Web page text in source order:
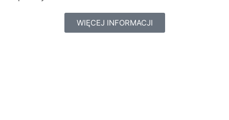
WIĘCEJ INFORMACJI